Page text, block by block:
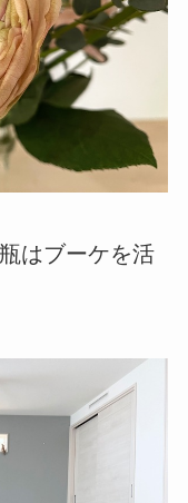
はブーケを活